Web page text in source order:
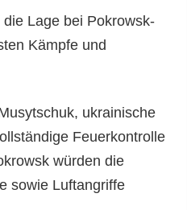
Lage bei Pokrowsk-
Kämpfe und
ukrainische
Feuerkontrolle
würden die
sowie Luftangriffe